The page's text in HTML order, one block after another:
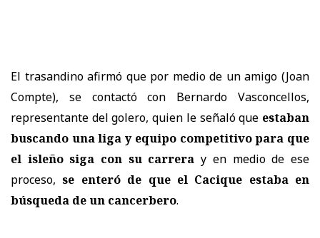
El trasandino afirmó que por medio de un amigo (Joan
Compte), se contactó con Bernardo Vasconcellos,
representante del golero, quien le señaló que estaban
buscando una liga y equipo competitivo para que
el isleño siga con su carrera y en medio de ese
proceso,se enteró de que el Cacique estaba en
búsqueda de un cancerbero.